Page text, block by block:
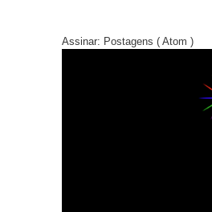
Assinar: Postagens ( Atom )